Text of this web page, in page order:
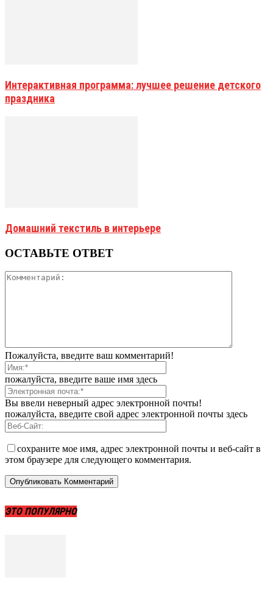
Интерактивная программа: лучшее решение детского
праздника
Домашний текстиль в интерьере
ОСТАВЬТЕ ОТВЕТ
Пожалуйста, введите ваш комментарий!
пожалуйста, введите ваше имя здесь
Вы ввели неверный адрес электронной почты!
пожалуйста, введите свой адрес электронной почты здесь
сохраните мое имя, адрес электронной почты и веб-сайт в
этом браузере для следующего комментария.
ЭТО ПОПУЛЯРНО